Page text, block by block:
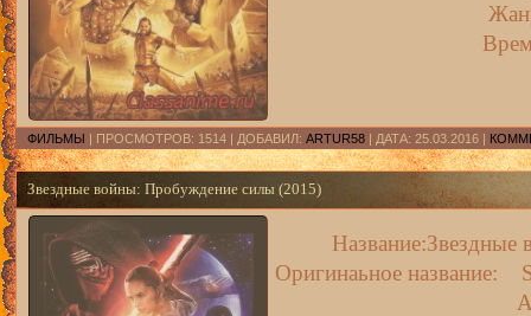
ФИЛЬМЫ | ПРОСМОТРОВ: 1514 | ДОБАВИЛ: ARTUR58 | ДАТА: 25.03.2016 |
Звездные войны: Пробуждение силы (2015)
Оригинаьное название: